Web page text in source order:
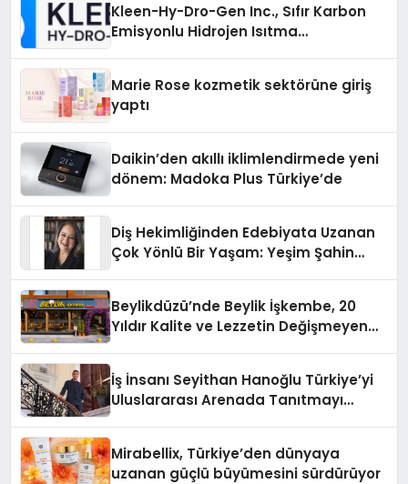
Kleen-Hy-Dro-Gen Inc., Sıfır Karbon
Emisyonlu Hidrojen Isıtma
Marie Rose kozmetik sektörüne giriş
yaptı
Daikin’den akıllı iklimlendirmede yeni
dönem: Madoka Plus Türkiye’de
Diş Hekimliğinden Edebiyata Uzanan
Çok Yönlü Bir Yaşam: Yeşim Şahin
Beylikdüzü’nde Beylik İşkembe, 20
Yıldır Kalite ve Lezzetin Değişmeyen
İş İnsanı Seyithan Hanoğlu Türkiye’yi
Uluslararası Arenada Tanıtmayı
Mirabellix, Türkiye’den dünyaya
uzanan güçlü büyümesini sürdürüyor